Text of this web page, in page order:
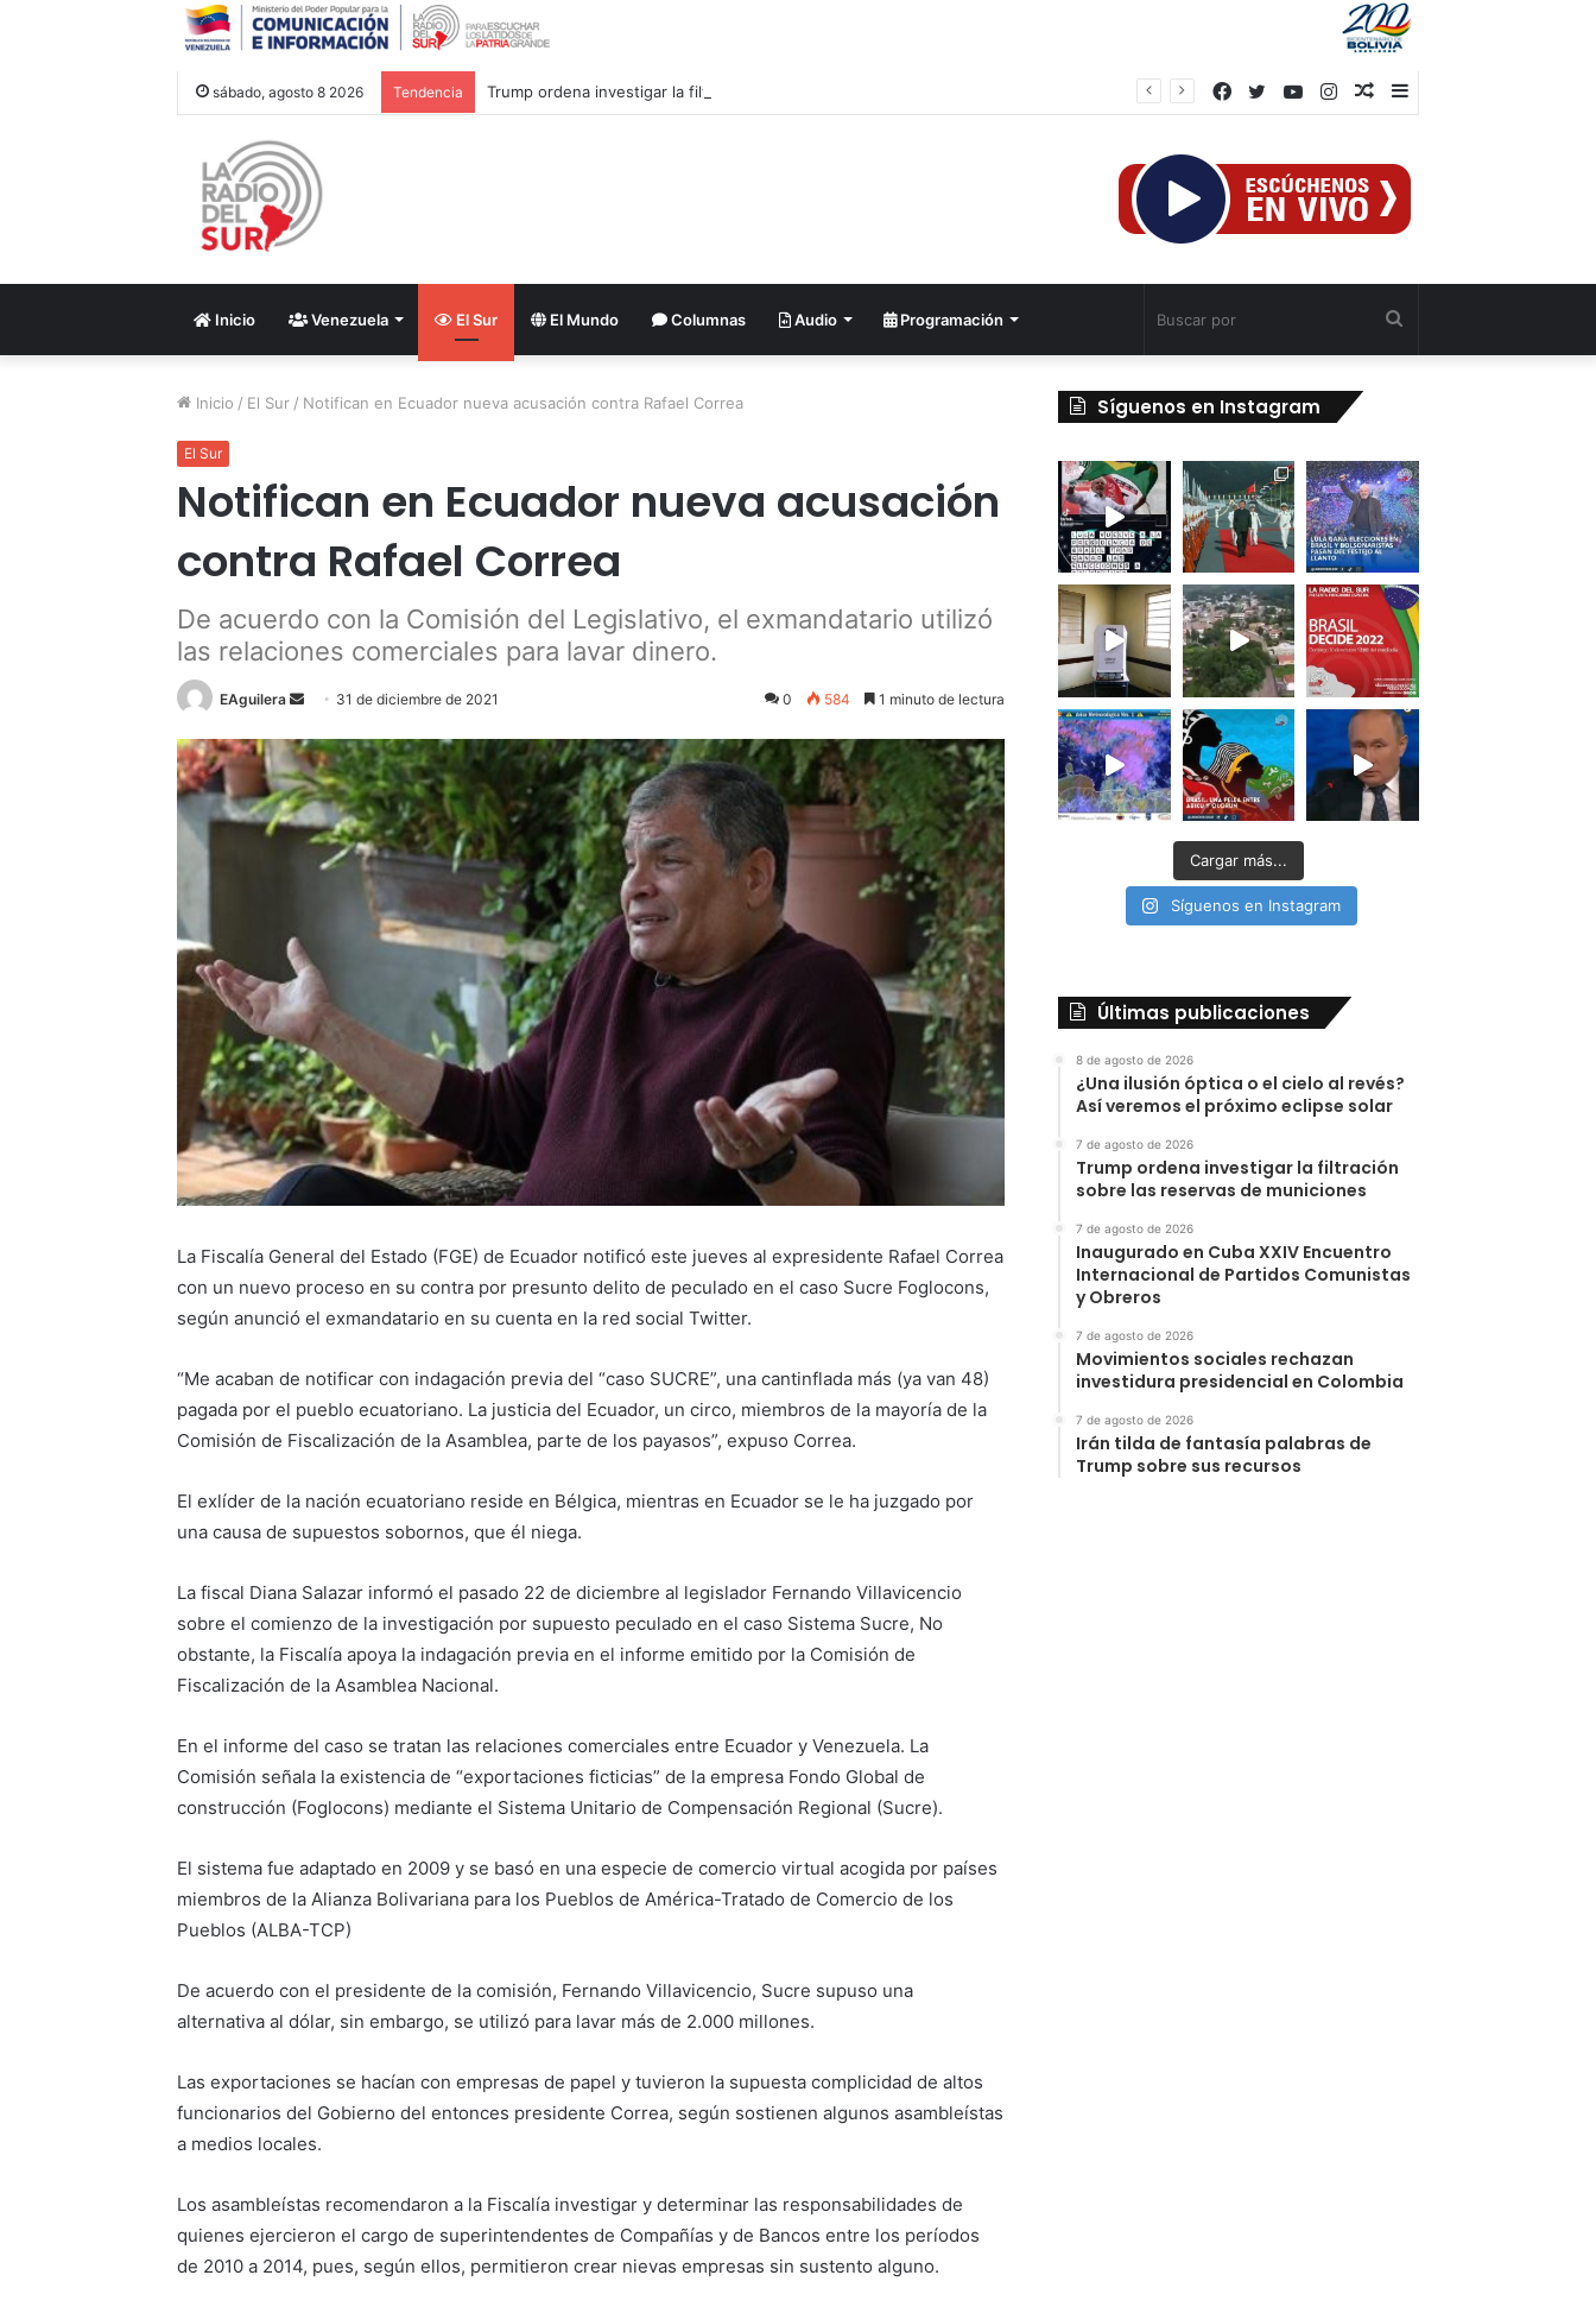
sábado, agosto 8 2026 Tendencia Trump ordena investigar la filtración sobre las reservas de municiones
Barra
Publicación
azar
Instagram
YouTube
Twitter
Facebook
Inicio Venezuela El Sur El Mundo Columnas Audio Programación
Inicio / El Sur / Notifican en Ecuador nueva acusación contra Rafael Correa
El Sur
Notifican en Ecuador nueva acusación
contra Rafael Correa
De acuerdo con la Comisión del Legislativo, el exmandatario utilizó
las relaciones comerciales para lavar dinero.
EAguilera
Send
email
31 de diciembre de 2021 0 584 1 minuto de lectura
La Fiscalía General del Estado (FGE) de Ecuador notificó este jueves al expresidente Rafael Correa
con un nuevo proceso en su contra por presunto delito de peculado en el caso Sucre Foglocons,
según anunció el exmandatario en su cuenta en la red social Twitter.
“Me acaban de notificar con indagación previa del “caso SUCRE”, una cantinflada más (ya van 48)
pagada por el pueblo ecuatoriano. La justicia del Ecuador, un circo, miembros de la mayoría de la
Comisión de Fiscalización de la Asamblea, parte de los payasos”, expuso Correa.
El exlíder de la nación ecuatoriano reside en Bélgica, mientras en Ecuador se le ha juzgado por
una causa de supuestos sobornos, que él niega.
La fiscal Diana Salazar informó el pasado 22 de diciembre al legislador Fernando Villavicencio
sobre el comienzo de la investigación por supuesto peculado en el caso Sistema Sucre, No
obstante, la Fiscalía apoya la indagación previa en el informe emitido por la Comisión de
Fiscalización de la Asamblea Nacional.
En el informe del caso se tratan las relaciones comerciales entre Ecuador y Venezuela. La
Comisión señala la existencia de “exportaciones ficticias” de la empresa Fondo Global de
construcción (Foglocons) mediante el Sistema Unitario de Compensación Regional (Sucre).
El sistema fue adaptado en 2009 y se basó en una especie de comercio virtual acogida por países
miembros de la Alianza Bolivariana para los Pueblos de América-Tratado de Comercio de los
Pueblos (ALBA-TCP)
De acuerdo con el presidente de la comisión, Fernando Villavicencio, Sucre supuso una
alternativa al dólar, sin embargo, se utilizó para lavar más de 2.000 millones.
Las exportaciones se hacían con empresas de papel y tuvieron la supuesta complicidad de altos
funcionarios del Gobierno del entonces presidente Correa, según sostienen algunos asambleístas
a medios locales.
Los asambleístas recomendaron a la Fiscalía investigar y determinar las responsabilidades de
quienes ejercieron el cargo de superintendentes de Compañías y de Bancos entre los períodos
de 2010 a 2014, pues, según ellos, permitieron crear nievas empresas sin sustento alguno.
Síguenos en Instagram
Cargar más...
Síguenos en Instagram
Últimas publicaciones
8 de agosto de 2026
¿Una ilusión óptica o el cielo al revés?
Así veremos el próximo eclipse solar
7 de agosto de 2026
Trump ordena investigar la filtración
sobre las reservas de municiones
7 de agosto de 2026
Inaugurado en Cuba XXIV Encuentro
Internacional de Partidos Comunistas
y Obreros
7 de agosto de 2026
Movimientos sociales rechazan
investidura presidencial en Colombia
7 de agosto de 2026
Irán tilda de fantasía palabras de
Trump sobre sus recursos